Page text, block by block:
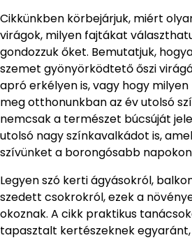
Cikkünkben körbejárjuk, miért
virágok, milyen fajtákat
gondozzuk őket. Bemutatjuk,
szemet gyönyörködtető őszi
apró erkélyen is, vagy hogy
meg otthonunkban az év utolsó
nemcsak a természet búcsúját
utolsó nagy színkavalkádot is,
szívünket a borongósabb
Legyen szó kerti ágyásokról,
szedett csokrokról, ezek a
okoznak. A cikk praktikus
tapasztalt kertészeknek egyaránt,